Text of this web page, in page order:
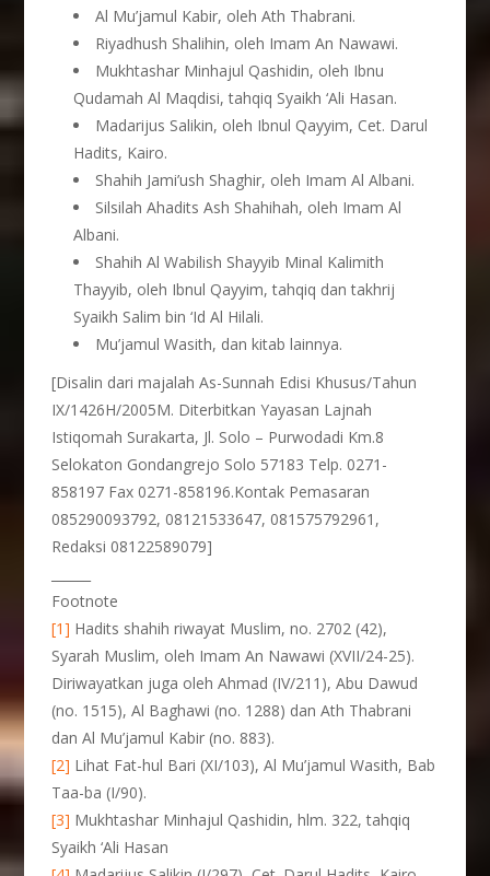
Al Mu’jamul Kabir, oleh Ath Thabrani.
Riyadhush Shalihin, oleh Imam An Nawawi.
Mukhtashar Minhajul Qashidin, oleh Ibnu
Qudamah Al Maqdisi, tahqiq Syaikh ‘Ali Hasan.
Madarijus Salikin, oleh Ibnul Qayyim, Cet. Darul
Hadits, Kairo.
Shahih Jami’ush Shaghir, oleh Imam Al Albani.
Silsilah Ahadits Ash Shahihah, oleh Imam Al
Albani.
Shahih Al Wabilish Shayyib Minal Kalimith
Thayyib, oleh Ibnul Qayyim, tahqiq dan takhrij
Syaikh Salim bin ‘Id Al Hilali.
Mu’jamul Wasith, dan kitab lainnya.
[Disalin dari majalah As-Sunnah Edisi Khusus/Tahun
IX/1426H/2005M. Diterbitkan Yayasan Lajnah
Istiqomah Surakarta, Jl. Solo – Purwodadi Km.8
Selokaton Gondangrejo Solo 57183 Telp. 0271-
858197 Fax 0271-858196.Kontak Pemasaran
085290093792, 08121533647, 081575792961,
Redaksi 08122589079]
Footnote
[1] Hadits shahih riwayat Muslim, no. 2702 (42),
Syarah Muslim, oleh Imam An Nawawi (XVII/24-25).
Diriwayatkan juga oleh Ahmad (IV/211), Abu Dawud
(no. 1515), Al Baghawi (no. 1288) dan Ath Thabrani
dan Al Mu’jamul Kabir (no. 883).
[2] Lihat Fat-hul Bari (XI/103), Al Mu’jamul Wasith, Bab
Taa-ba (I/90).
[3] Mukhtashar Minhajul Qashidin, hlm. 322, tahqiq
Syaikh ‘Ali Hasan